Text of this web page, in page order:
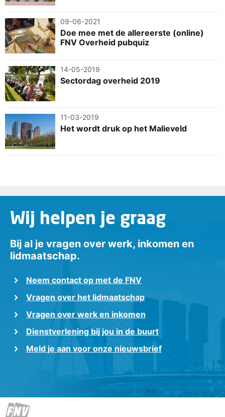
09-06-2021
Doe mee met de allereerste (online)
FNV Overheid pubquiz
14-05-2019
Sectordag overheid 2019
11-03-2019
Het wordt druk op het Malieveld
Wij helpen je graag
Bij al je vragen over werk, inkomen en
lidmaatschap.
Neem contact op met de FNV
Vragen over het lidmaatschap
Vragen over werk en inkomen
Dienstverlening bij jou in de buurt
Meld je aan voor onze nieuwsbrief